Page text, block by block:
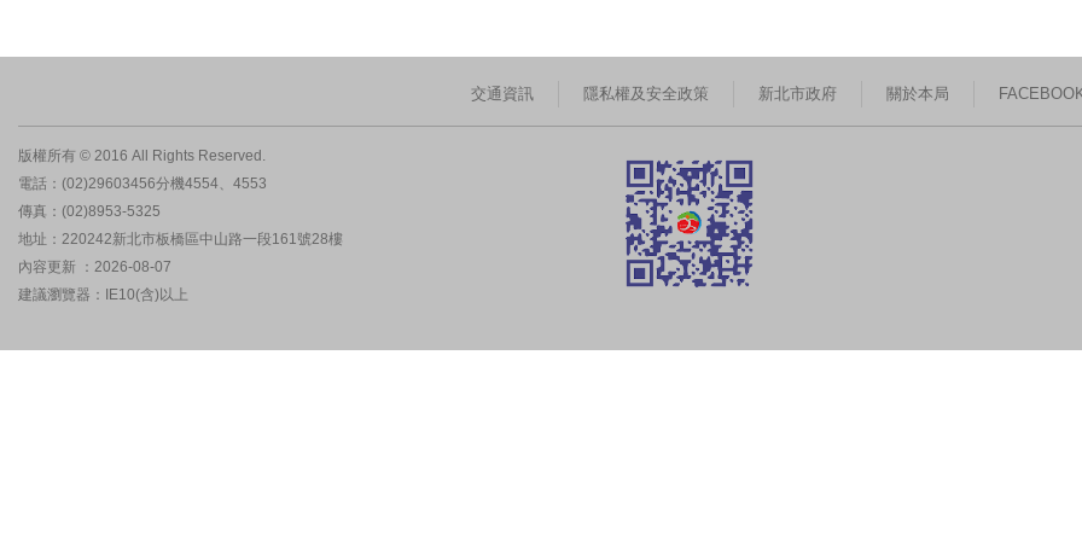
交通資訊 隱私權及安全政策 新北市政府 關於本局
版權所有 © 2016 All Rights Reserved.
電話：(02)29603456分機4554、4553
傳真：(02)8953-5325
地址：220242新北市板橋區中山路一段161號28樓
內容更新 ：2026-08-07
建議瀏覽器：IE10(含)以上